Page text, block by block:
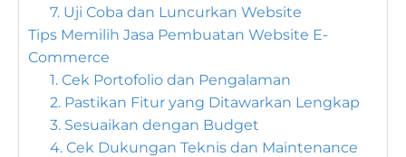
7. Uji Coba dan Luncurkan Website
Tips Memilih Jasa Pembuatan Website E-
Commerce
1. Cek Portofolio dan Pengalaman
2. Pastikan Fitur yang Ditawarkan Lengkap
3. Sesuaikan dengan Budget
4. Cek Dukungan Teknis dan Maintenance